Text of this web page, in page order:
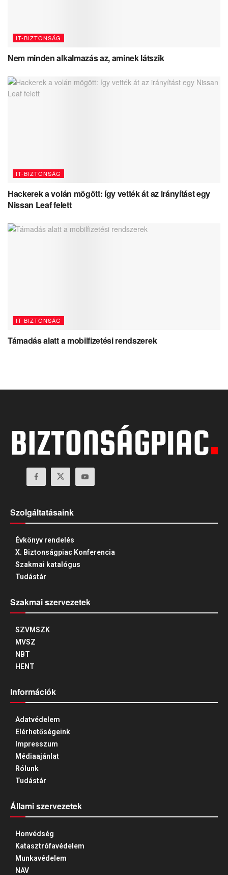
IT-BIZTONSÁG
Nem minden alkalmazás az, aminek látszik
IT-BIZTONSÁG
Hackerek a volán mögött: így vették át az irányítást egy
Nissan Leaf felett
IT-BIZTONSÁG
Támadás alatt a mobilfizetési rendszerek
Szolgáltatásaink
Évkönyv rendelés
X. Biztonságpiac Konferencia
Szakmai katalógus
Tudástár
Szakmai szervezetek
SZVMSZK
MVSZ
NBT
HENT
Információk
Adatvédelem
Elérhetőségeink
Impresszum
Médiaajánlat
Rólunk
Tudástár
Állami szervezetek
Honvédség
Katasztrófavédelem
Munkavédelem
NAV